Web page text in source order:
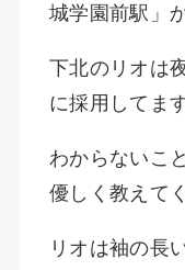
城学園前駅」
下北のリオは
に採用してます
わからないこ
優しく教えて
リオは袖の長